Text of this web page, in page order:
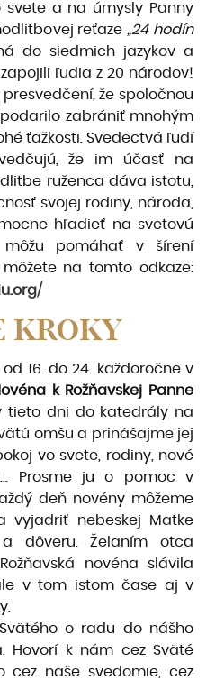
a na úmysly Panny
reťaze „24 hodín
do siedmich jazykov a
ľudia z 20 národov!
že spoločnou
zabrániť mnohým
ťaž­kosti. Svedectvá ľudí
že im účasť na
ruženca dáva istotu,
svojej rodiny, národa,
hľadieť na svetovú
môžu pomáhať v šírení
na tomto odkaze:
KROKY
16. do 24. každoročne v
k Rožňavskej Panne
tieto dni do katedrály na
omšu a pri­nášajme jej
vo svete, rodiny, nové
Prosme ju o pomoc v
deň novény môžeme
vyjadriť nebeskej Matke
dôveru. Želaním otca
novéna slávila
v tom istom čase aj v
o radu do nášho
Hovorí k nám cez Svä­té
cez naše svedomie, cez